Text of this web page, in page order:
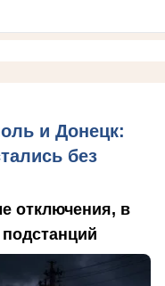
и Донецк:
без
отключения, в